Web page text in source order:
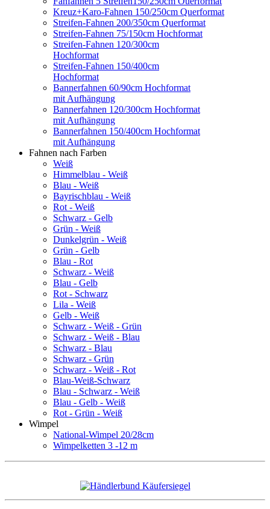
Kreuz+Karo-Fahnen 150/250cm Querformat
Streifen-Fahnen 200/350cm Querformat
Streifen-Fahnen 75/150cm Hochformat
Streifen-Fahnen 120/300cm
Hochformat
Streifen-Fahnen 150/400cm
Hochformat
Bannerfahnen 60/90cm Hochformat
mit Aufhängung
Bannerfahnen 120/300cm Hochformat
mit Aufhängung
Bannerfahnen 150/400cm Hochformat
mit Aufhängung
Fahnen nach Farben
Weiß
Himmelblau - Weiß
Blau - Weiß
Bayrischblau - Weiß
Rot - Weiß
Schwarz - Gelb
Grün - Weiß
Dunkelgrün - Weiß
Grün - Gelb
Blau - Rot
Schwarz - Weiß
Blau - Gelb
Rot - Schwarz
Lila - Weiß
Gelb - Weiß
Schwarz - Weiß - Grün
Schwarz - Weiß - Blau
Schwarz - Blau
Schwarz - Grün
Schwarz - Weiß - Rot
Blau-Weiß-Schwarz
Blau - Schwarz - Weiß
Blau - Gelb - Weiß
Rot - Grün - Weiß
Wimpel
National-Wimpel 20/28cm
Wimpelketten 3 -12 m